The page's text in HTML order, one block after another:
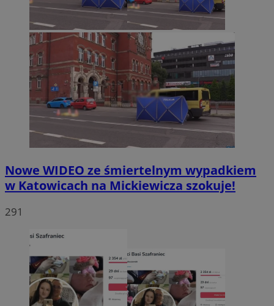
Nowe WIDEO ze śmiertelnym wypadkiem
w Katowicach na Mickiewicza szokuje!
291